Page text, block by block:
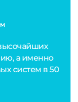
а именно
систем в 50